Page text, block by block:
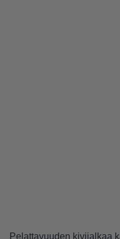
Pelattavuuden kivijalkaa